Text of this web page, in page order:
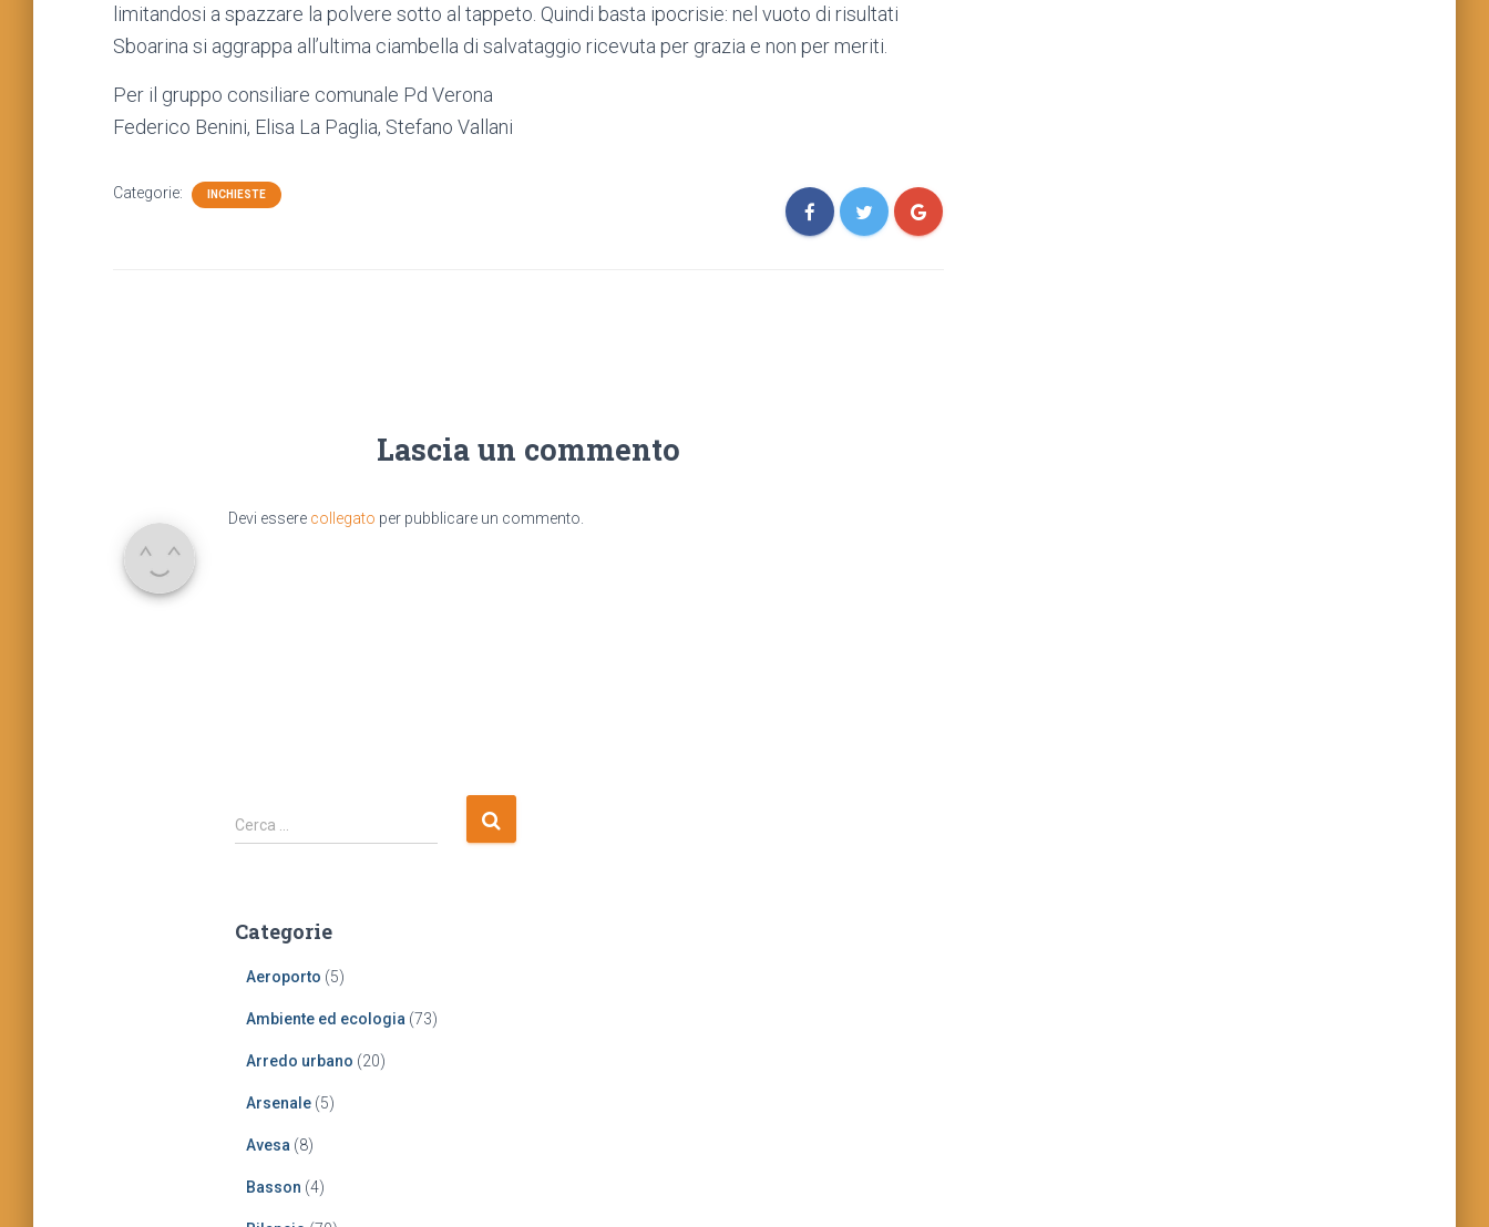
limitandosi a spazzare la polvere sotto al tappeto. Quindi basta ipocrisie: nel vuoto di risultati
Sboarina si aggrappa all’ultima ciambella di salvataggio ricevuta per grazia e non per meriti.
Per il gruppo consiliare comunale Pd Verona
Federico Benini, Elisa La Paglia, Stefano Vallani
Categorie: INCHIESTE
Lascia un commento
Devi essere collegato per pubblicare un commento.
R
i
c
Cerca …
Categorie
Aeroporto (5)
Ambiente ed ecologia (73)
Arredo urbano (20)
Arsenale (5)
Avesa (8)
Basson (4)